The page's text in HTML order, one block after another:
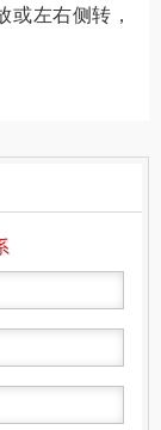
或左右侧转，